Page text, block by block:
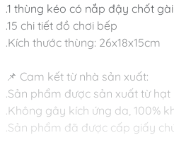
.1 thùng kéo có nắp đậy chốt
.15 chi tiết đồ chơi bếp
.Kích thước thùng: 26x18x15cm
📌 Cam kết từ nhà sản xuất:
.Sản phẩm được sản xuất từ
.Không gây kích ứng da, 100%
.Sản phẩm đã được cấp giấy